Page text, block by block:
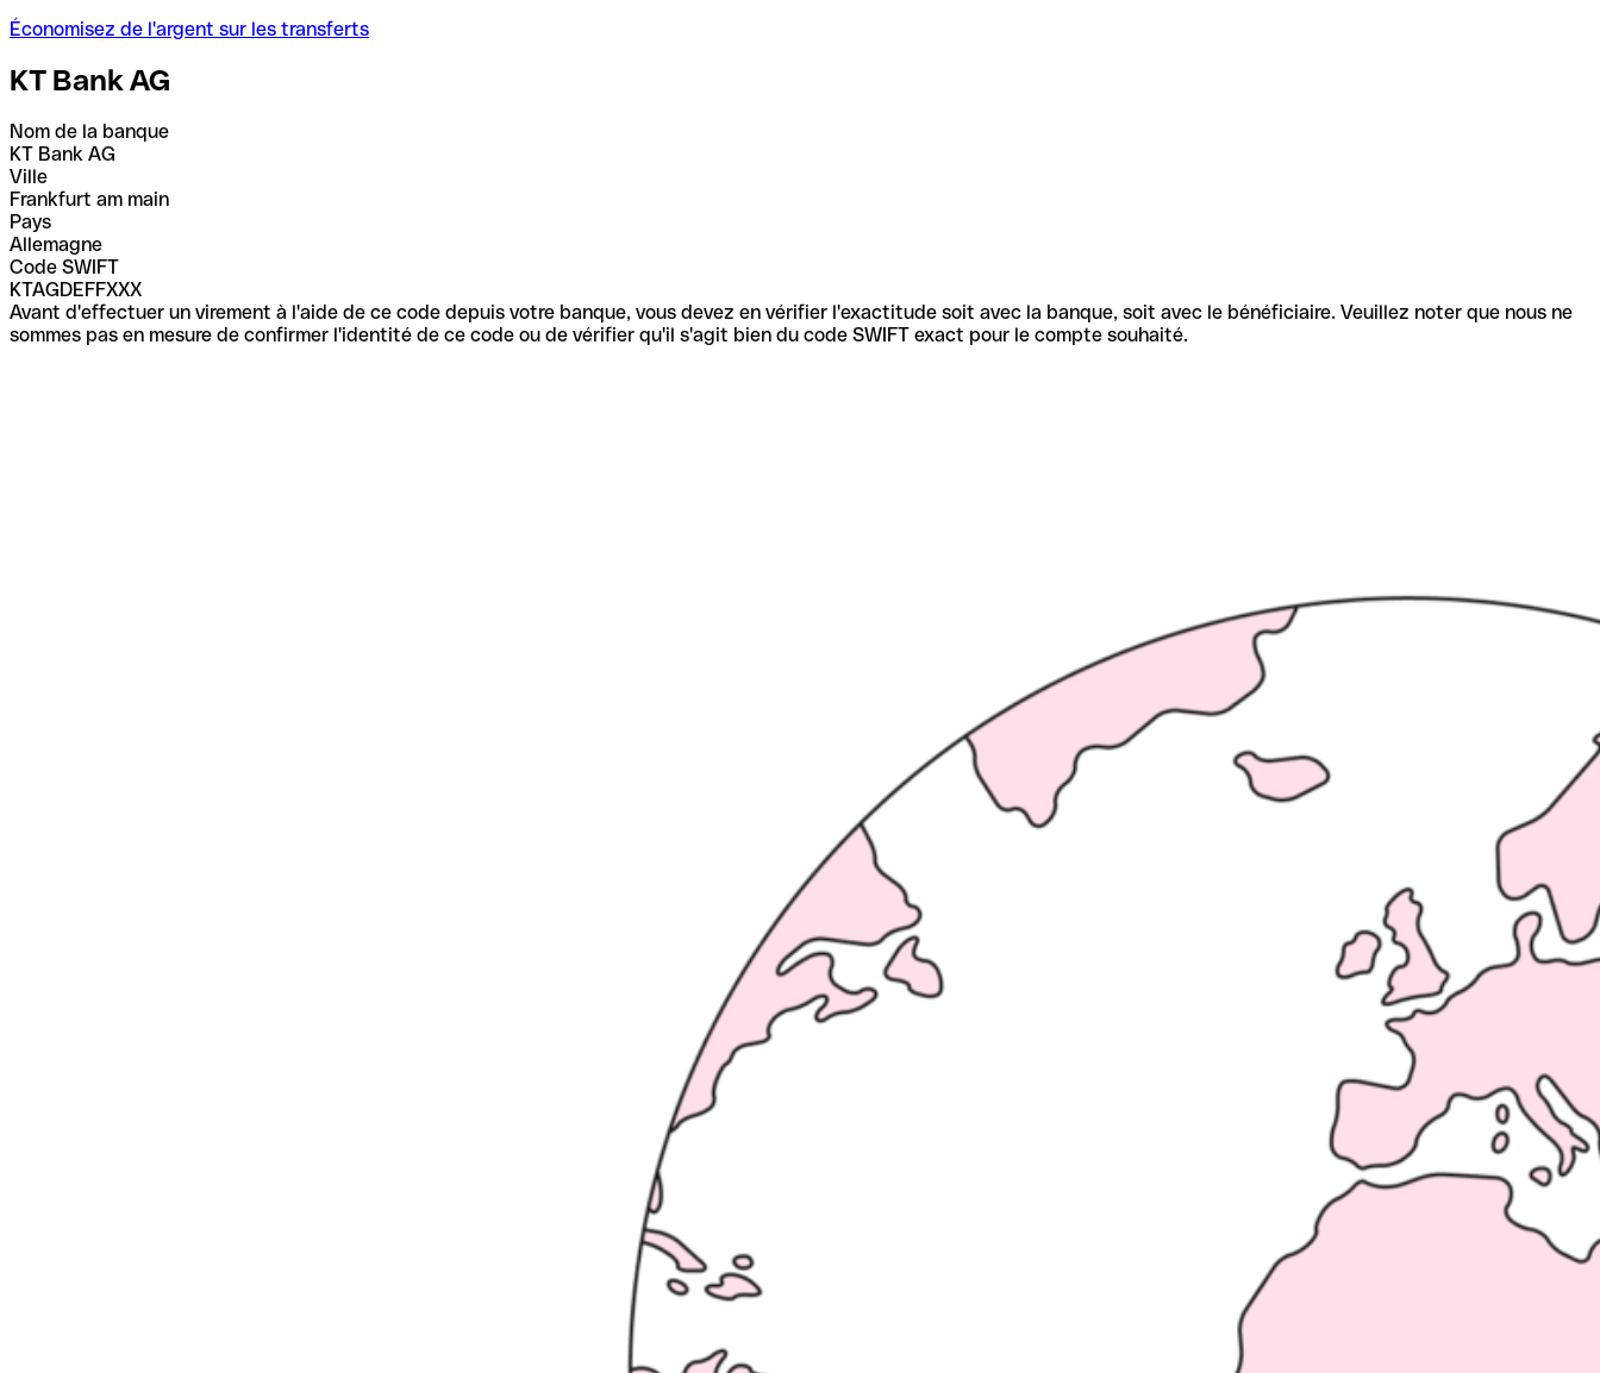
Économisez de l'argent sur les transferts
KT Bank AG
Nom de la banque
KT Bank AG
Ville
Frankfurt am main
Pays
Allemagne
Code SWIFT
KTAGDEFFXXX
Avant d'effectuer un virement à l'aide de ce code depuis votre banque, vous devez en vérifier l'exactitude soit avec la banque, soit avec le bénéficiaire. Veuillez noter que nous ne
sommes pas en mesure de confirmer l'identité de ce code ou de vérifier qu'il s'agit bien du code SWIFT exact pour le compte souhaité.